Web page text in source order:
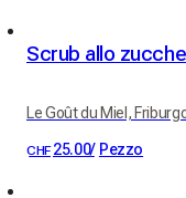
Le Goût du Miel,
CHF 25.00/ Pezzo